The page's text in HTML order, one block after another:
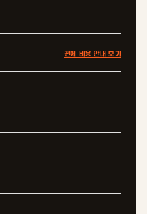
전체 비용 안내 보기